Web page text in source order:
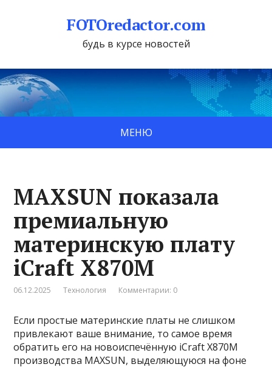
FOTOredactor.com
будь в курсе новостей
МЕНЮ
MAXSUN показала
премиальную
материнскую плату
iCraft X870M
06.12.2025 Технология Комментарии: 0
Если простые материнские платы не слишком
привлекают ваше внимание, то самое время
обратить его на новоиспечённую iCraft X870M
производства MAXSUN, выделяющуюся на фоне